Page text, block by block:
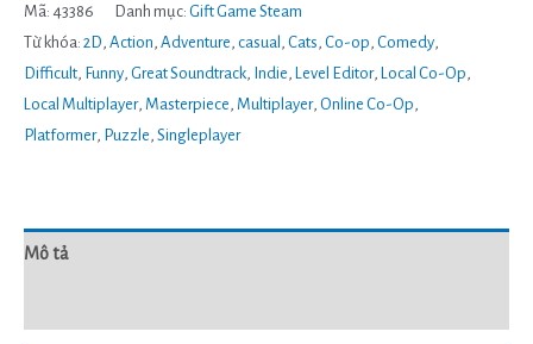
Mã: 43386 Danh mục: Gift Game Steam
Từ khóa: 2D Action Adventure casual Cats Co-op Comedy
Difficult Funny Great Soundtrack Indie Level Editor, Local Co-Op
Local Multiplayer, Masterpiece Multiplayer, Online Co-Op
Platformer, Puzzle Singleplayer
Mô tả